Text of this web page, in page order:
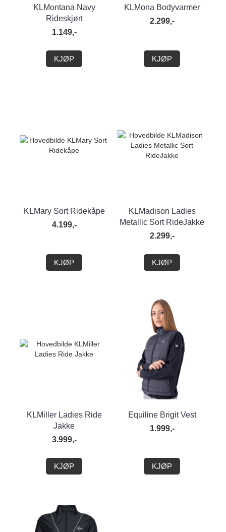
KLMontana Navy
Rideskjørt
1.149,-
KJØP
KLMona Bodyvarmer
2.299,-
KJØP
KLMary Sort Ridekåpe
4.199,-
KJØP
KLMadison Ladies
Metallic Sort RideJakke
2.299,-
KJØP
KLMiller Ladies Ride
Jakke
3.999,-
KJØP
Equiline Brigit Vest
1.999,-
KJØP